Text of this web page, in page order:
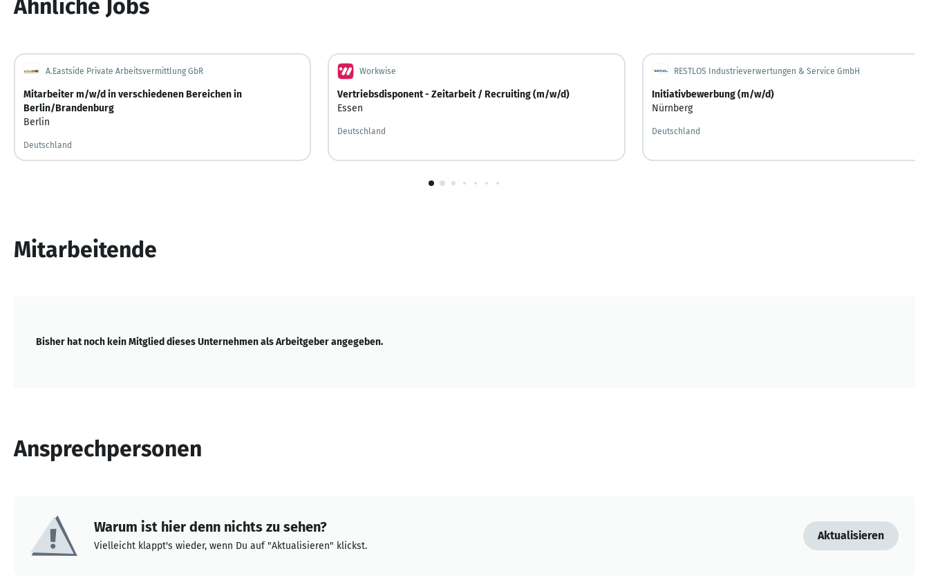
Ähnliche Jobs
A.Eastside Private Arbeitsvermittlung GbR
Mitarbeiter m/w/d in verschiedenen Bereichen in
Berlin/Brandenburg
Berlin
Deutschland
Workwise
Vertriebsdisponent - Zeitarbeit / Recruiting (m/w/d)
Essen
Deutschland
RESTLOS Industrieverwertungen & Service GmbH
Initiativbewerbung (m/w/d)
Nürnberg
Deutschland
1
Mitarbeitende
Bisher hat noch kein Mitglied dieses Unternehmen als Arbeitgeber angegeben.
Ansprechpersonen
Warum ist hier denn nichts zu sehen?
Vielleicht klappt's wieder, wenn Du auf "Aktualisieren" klickst.
Aktualisieren